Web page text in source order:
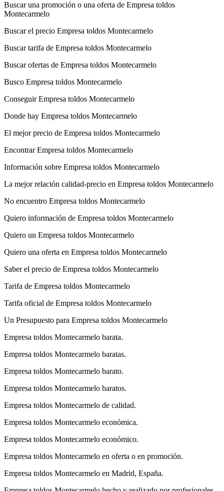
Buscar una promoción o una oferta de Empresa toldos
Montecarmelo
Buscar el precio Empresa toldos Montecarmelo
Buscar tarifa de Empresa toldos Montecarmelo
Buscar ofertas de Empresa toldos Montecarmelo
Busco Empresa toldos Montecarmelo
Conseguir Empresa toldos Montecarmelo
Donde hay Empresa toldos Montecarmelo
El mejor precio de Empresa toldos Montecarmelo
Encontrar Empresa toldos Montecarmelo
Información sobre Empresa toldos Montecarmelo
La mejor relación calidad-precio en Empresa toldos Montecarmelo
No encuentro Empresa toldos Montecarmelo
Quiero información de Empresa toldos Montecarmelo
Quiero un Empresa toldos Montecarmelo
Quiero una oferta en Empresa toldos Montecarmelo
Saber el precio de Empresa toldos Montecarmelo
Tarifa de Empresa toldos Montecarmelo
Tarifa oficial de Empresa toldos Montecarmelo
Un Presupuesto para Empresa toldos Montecarmelo
Empresa toldos Montecarmelo barata.
Empresa toldos Montecarmelo baratas.
Empresa toldos Montecarmelo barato.
Empresa toldos Montecarmelo baratos.
Empresa toldos Montecarmelo de calidad.
Empresa toldos Montecarmelo económica.
Empresa toldos Montecarmelo económico.
Empresa toldos Montecarmelo en oferta o en promoción.
Empresa toldos Montecarmelo en Madrid, España.